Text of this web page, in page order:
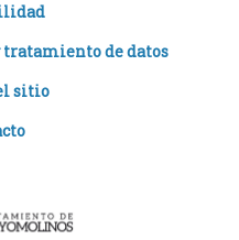
tratamiento de datos
sitio